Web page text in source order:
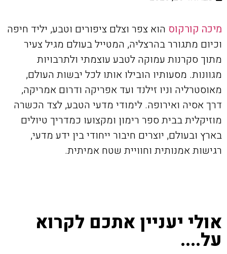
מיכה קורקוס הוא צפר וצלם ציפורים וטבע, יליד חיפה
וכיום מתגורר בהרצליה, המטייל בעולם מגיל צעיר
מתוך סקרנות עמוקה לטבע עוצמתי ולתרבויות
מגוונות. מסעותיו הובילו אותו לכל יבשות העולם,
מאוסטרליה וניו זילנד ועד אפריקה ודרום אמריקה,
דרך אסיה ואירופה. לימודי מדעי הטבע, לצד הכשרה
מוזיקלית בבית ספר רימון ומקצועו כמדריך טיולים
בארץ ובעולם, יוצרים חיבור ייחודי בין ידע מדעי,
רגישות אמנותית וחוויית שטח אמיתית.
אולי יעניין אתכם לקרוא
על....